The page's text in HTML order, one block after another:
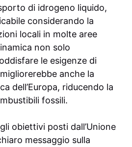
di idrogeno liquido,
considerando la
locali in molte aree
non solo
le esigenze di
anche la
dell’Europa, riducendo la
fossili.
obiettivi posti dall’Unione
messaggio sulla